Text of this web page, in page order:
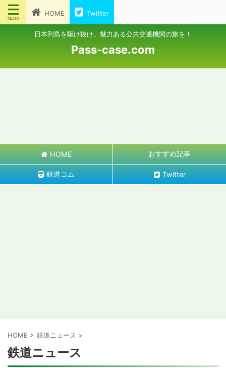
HOME Twitter
日本列島を駆け抜け、魅力ある公共交通機関の旅を！
Pass-case.com
HOME おすすめ記事
鉄道コム Twitter
HOME > 鉄道ニュース >
鉄道ニュース